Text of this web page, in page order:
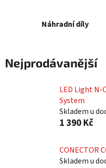
Náhradní díly
Nejprodávanější
LED Light N-
System
Skladem u
1 390 Kč
CONECTOR
Skladem u